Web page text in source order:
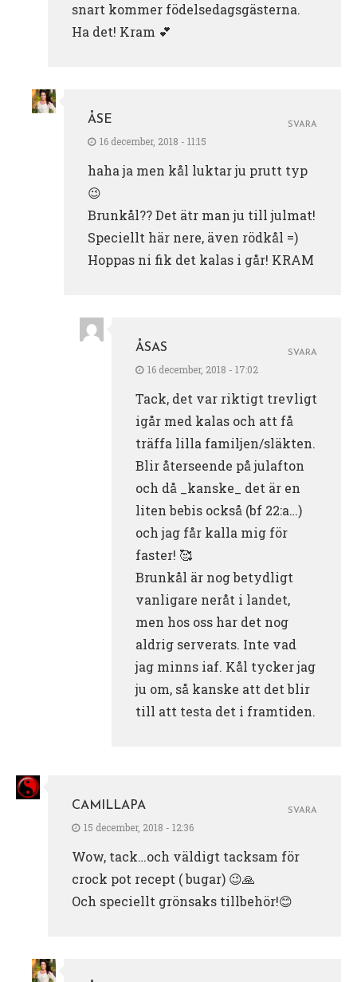
snart kommer födelsedagsgästerna.
Ha det! Kram 💕
ÅSE
16 december, 2018 - 11:15
haha ja men kål luktar ju prutt typ
😉
Brunkål?? Det ätr man ju till julmat!
Speciellt här nere, även rödkål =)
Hoppas ni fik det kalas i går! KRAM
SVARA
ÅSAS
16 december, 2018 - 17:02
Tack, det var riktigt trevligt
igår med kalas och att få
träffa lilla familjen/släkten.
Blir återseende på julafton
och då _kanske_ det är en
liten bebis också (bf 22:a…)
och jag får kalla mig för
faster! 🥰
Brunkål är nog betydligt
vanligare neråt i landet,
men hos oss har det nog
aldrig serverats. Inte vad
jag minns iaf. Kål tycker jag
ju om, så kanske att det blir
till att testa det i framtiden.
SVARA
CAMILLAPA
15 december, 2018 - 12:36
Wow, tack…och väldigt tacksam för
crock pot recept ( bugar) 😉🙏
Och speciellt grönsaks tillbehör!😊
SVARA